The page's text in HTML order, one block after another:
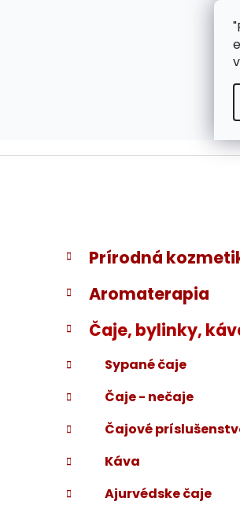
B
č
ý
a
n
l
Preskočiť
kategórie
K
a
t
e
ó
i
Prírodná
Aromaterapia
Čaje, bylinky,
Sypané čaje
Čaje - nečaje
Čajové
Káva
Ajurvédske čaje